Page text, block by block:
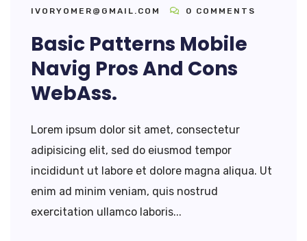
IVORYOMER@GMAIL.COM
0 COMMENTS
Basic Patterns Mobile
Navig Pros And Cons
WebAss.
Lorem ipsum dolor sit amet, consectetur
adipisicing elit, sed do eiusmod tempor
incididunt ut labore et dolore magna aliqua. Ut
enim ad minim veniam, quis nostrud
exercitation ullamco laboris...